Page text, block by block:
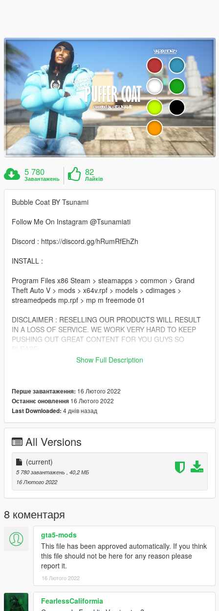
5 780
Завантажень
82
Лайків
Bubble Coat BY Tsunami
Follow Me On Instagram @Tsunamiati
Discord : https://discord.gg/hRumRfEhZh
INSTALL :
Program Files x86 Steam > steamapps > common > Grand
Theft Auto V > mods > x64v.rpf > models > cdimages >
streamedpeds mp.rpf > mp m freemode 01
DISCLAIMER : RESELLING OUR PRODUCTS WILL RESULT
IN A LOSS OF SERVICE. WE WORK VERY HARD TO KEEP
PUSHING OUT GREAT CONTENT FOR YOU GUYS SO
GIVE US THE RESPECT AND NOT RESELL OUR PRODUCTS
Show Full Description
Перше завантаження: 16 Лютого 2022
Останнє оновлення 16 Лютого 2022
Last Downloaded: 4 днів назад
All Versions
(current)
5 780 завантажень
, 40,2 МБ
16 Лютого 2022
8 коментаря
gta5-mods
This file has been approved automatically. If you think
this file should not be here for any reason please
report it.
16 Лютого 2022
FearlessCaliformia